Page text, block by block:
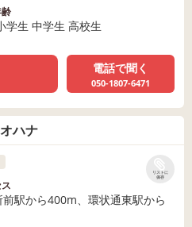
学生 中学生 高校生
電話で聞く
050-1807-6471
ハナ
リストに
保存
駅から400m、環状通東駅から